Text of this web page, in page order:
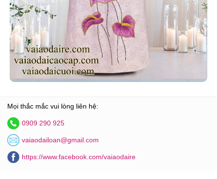
Mọi thắc mắc vui lòng liên hệ:
0909 290 925
vaiaodailoan@gmail.com
https://www.facebook.com/vaiaodaire